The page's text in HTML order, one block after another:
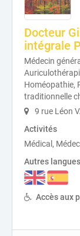
Docteur
intégrale
Médecin
Homéopathie,
traditionnelle
9 rue Léon
Activités
Médical,
Autres
Accès aux